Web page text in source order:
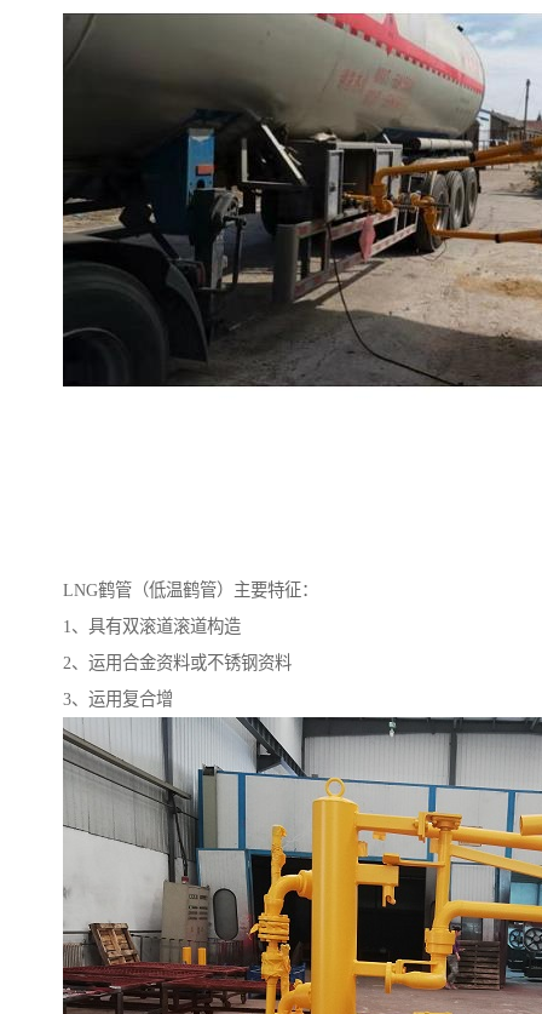
LNG鹤管（低温鹤管）主要特征：
1、具有双滚道滚道构造
2、运用合金资料或不锈钢资料
3、运用复合增